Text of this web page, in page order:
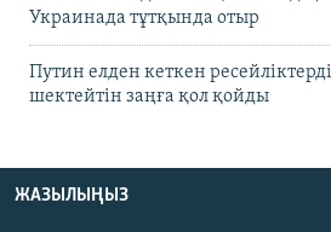
Украинада тұтқында отыр
Путин елден кеткен
шектейтін заңға қол қойды
ЖАЗЫЛЫҢЫЗ